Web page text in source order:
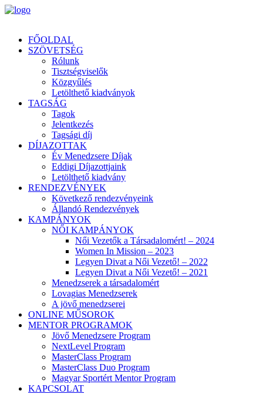
FŐOLDAL
SZÖVETSÉG
Rólunk
Tisztségviselők
Közgyűlés
Letölthető kiadványok
TAGSÁG
Tagok
Jelentkezés
Tagsági díj
DÍJAZOTTAK
Év Menedzsere Díjak
Eddigi Díjazottjaink
Letölthető kiadvány
RENDEZVÉNYEK
Következő rendezvényeink
Állandó Rendezvények
KAMPÁNYOK
NŐI KAMPÁNYOK
Női Vezetők a Társadalomért! – 2024
Women In Mission – 2023
Legyen Divat a Női Vezető! – 2022
Legyen Divat a Női Vezető! – 2021
Menedzserek a társadalomért
Lovagias Menedzserek
A jövő menedzserei
ONLINE MŰSOROK
MENTOR PROGRAMOK
Jövő Menedzsere Program
NextLevel Program
MasterClass Program
MasterClass Duo Program
Magyar Sportért Mentor Program
KAPCSOLAT